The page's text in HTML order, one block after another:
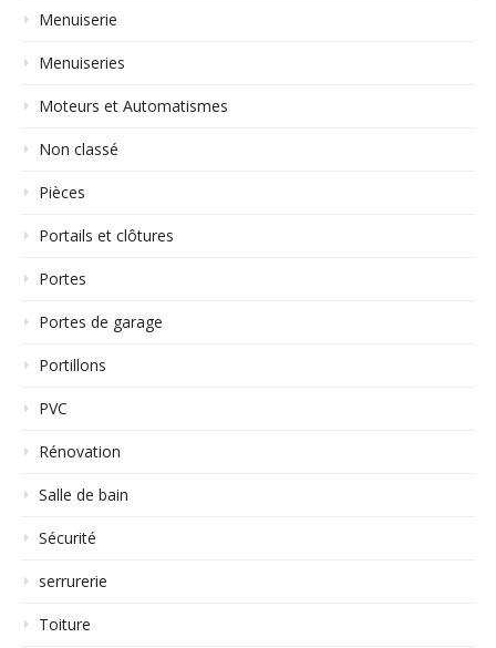
Menuiserie
Menuiseries
Moteurs et Automatismes
Non classé
Pièces
Portails et clôtures
Portes
Portes de garage
Portillons
PVC
Rénovation
Salle de bain
Sécurité
serrurerie
Toiture